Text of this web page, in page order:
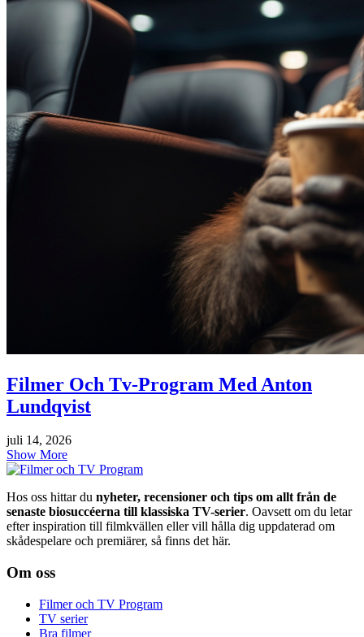
Filmer Och Tv-Program Med Anton
Lundqvist
juli 14, 2026
Show More
Hos oss hittar du nyheter, recensioner och tips om allt från de
senaste biosuccéerna till klassiska TV-serier. Oavsett om du letar
efter inspiration till filmkvällen eller vill hålla dig uppdaterad om
skådespelare och premiärer, så finns det här.
Om oss
Filmer och TV Program
TV serier
Bra filmer